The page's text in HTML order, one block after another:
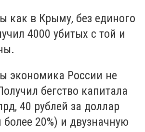
как в Крыму, без единого
4000 убитых с той и
экономика России не
бегство капитала
40 рублей за доллар
20%) и двузначную